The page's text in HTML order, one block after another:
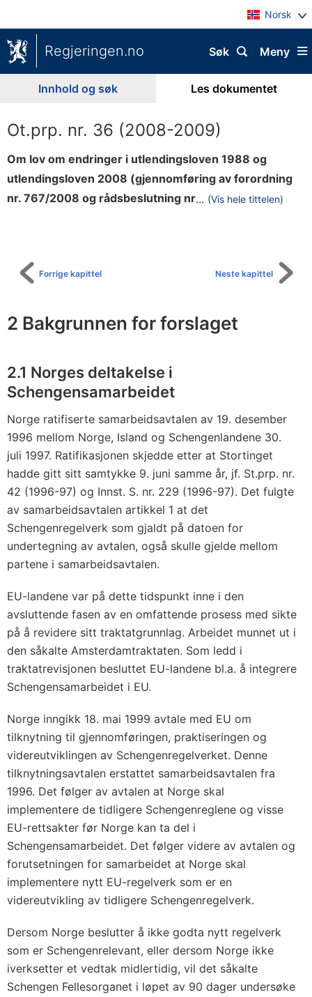
Norsk
Regjeringen.no Meny
Søk
Innhold og søk Les dokumentet
Ot.prp. nr. 36 (2008-2009)
Om lov om endringer i utlendingsloven 1988 og
utlendingsloven 2008 (gjennomføring av forordning
nr. 767/2008 og rådsbeslutning nr... (Vis hele tittelen)
/
r
e
s
u
i
o
Neste kapittel
Forrige kapittel
2 Bakgrunnen for forslaget
2.1 Norges deltakelse i
Schengensamarbeidet
Norge ratifiserte samarbeidsavtalen av 19. desember
1996 mellom Norge, Island og Schengenlandene 30.
juli 1997. Ratifikasjonen skjedde etter at Stortinget
hadde gitt sitt samtykke 9. juni samme år, jf. St.prp. nr.
42 (1996-97) og Innst. S. nr. 229 (1996-97). Det fulgte
av samarbeidsavtalen artikkel 1 at det
Schengenregelverk som gjaldt på datoen for
undertegning av avtalen, også skulle gjelde mellom
partene i samarbeidsavtalen.
EU-landene var på dette tidspunkt inne i den
avsluttende fasen av en omfattende prosess med sikte
på å revidere sitt traktatgrunnlag. Arbeidet munnet ut i
den såkalte Amsterdamtraktaten. Som ledd i
traktatrevisjonen besluttet EU-landene bl.a. å integrere
Schengensamarbeidet i EU.
Norge inngikk 18. mai 1999 avtale med EU om
tilknytning til gjennomføringen, praktiseringen og
videreutviklingen av Schengenregelverket. Denne
tilknytningsavtalen erstattet samarbeidsavtalen fra
1996. Det følger av avtalen at Norge skal
implementere de tidligere Schengenreglene og visse
EU-rettsakter før Norge kan ta del i
Schengensamarbeidet. Det følger videre av avtalen og
forutsetningen for samarbeidet at Norge skal
implementere nytt EU-regelverk som er en
videreutvikling av tidligere Schengenregelverk.
Dersom Norge beslutter å ikke godta nytt regelverk
som er Schengenrelevant, eller dersom Norge ikke
iverksetter et vedtak midlertidig, vil det såkalte
Schengen Fellesorganet i løpet av 90 dager undersøke